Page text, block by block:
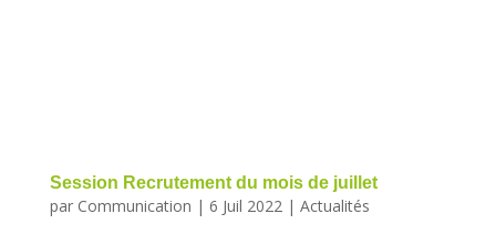
Session Recrutement du mois de juillet
par Communication | 6 Juil 2022| Actualités